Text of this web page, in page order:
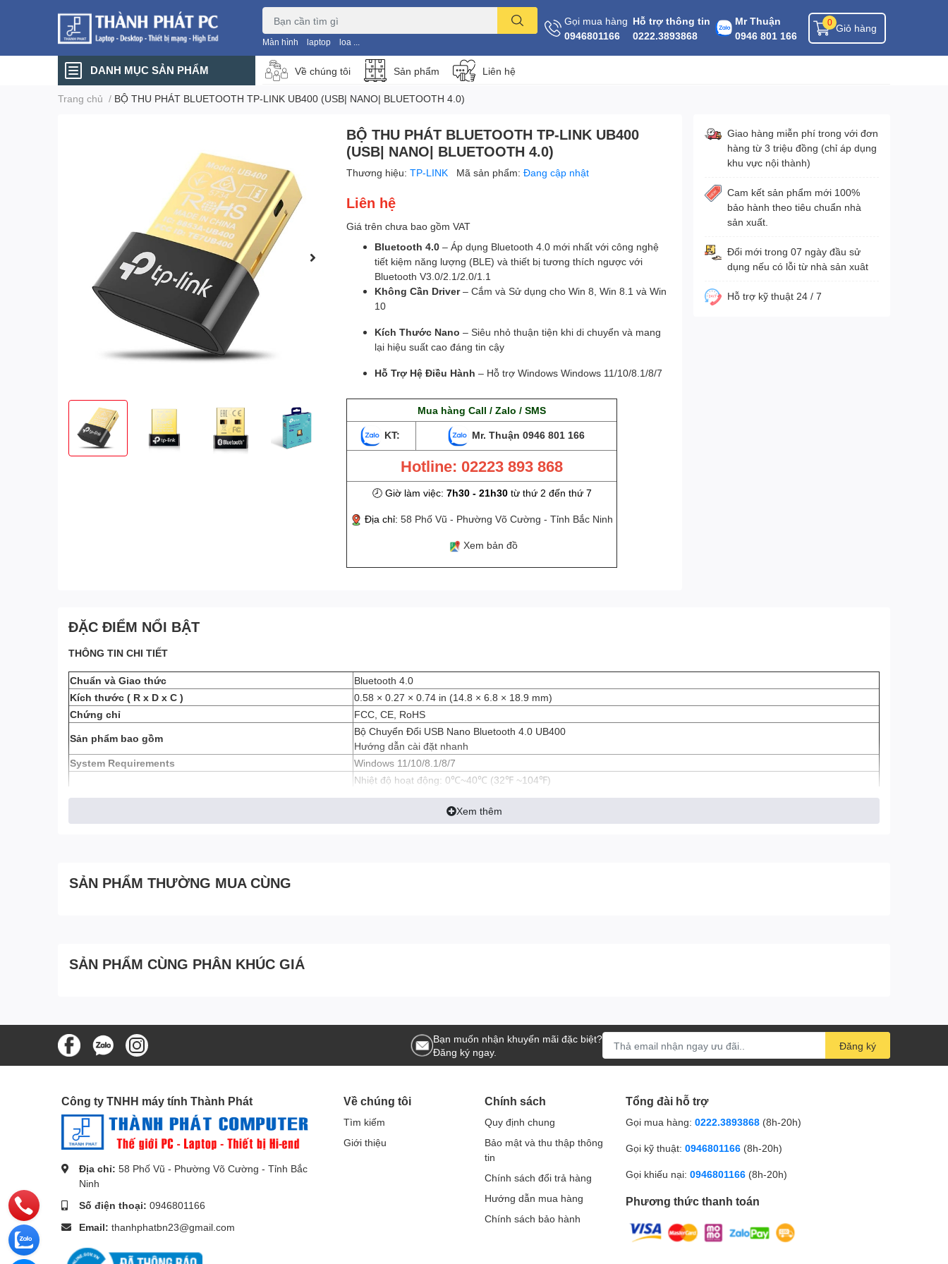
Màn hình laptop loa ...
Gọi mua hàng
0946801166
Hỗ trợ thông tin
0222.3893868
Mr Thuận
0946 801 166
Giỏ hàng
0
DANH MỤC SẢN PHẨM Về chúng tôi Sản phẩm Liên hệ
Trang chủ / BỘ THU PHÁT BLUETOOTH TP-LINK UB400 (USB| NANO| BLUETOOTH 4.0)
BỘ THU PHÁT BLUETOOTH TP-LINK UB400
(USB| NANO| BLUETOOTH 4.0)
Thương hiệu:TP-LINK Mã sản phẩm:Đang cập nhật
Liên hệ
Giá trên chưa bao gồm VAT
Bluetooth 4.0 – Áp dụng Bluetooth 4.0 mới nhất với công nghệ
tiết kiệm năng lượng (BLE) và thiết bị tương thích ngược với
Bluetooth V3.0/2.1/2.0/1.1
Không Cần Driver– Cắm và Sử dụng cho Win 8, Win 8.1 và Win
10
Kích Thước Nano – Siêu nhỏ thuận tiện khi di chuyển và mang
lại hiệu suất cao đáng tin cậy
Hỗ Trợ Hệ Điều Hành – Hỗ trợ Windows Windows 11/10/8.1/8/7
Mua hàng Call / Zalo / SMS
KT: Mr. Thuận0946 801 166
Hotline: 02223 893 868
🕗 Giờ làm việc: 7h30 - 21h30từ thứ 2 đến thứ 7
Địa chỉ:58 Phố Vũ - Phường Võ Cường - Tỉnh Bắc Ninh
Xem bản đồ
Giao hàng miễn phí trong với đơn
hàng từ 3 triệu đồng (chỉ áp dụng
khu vực nội thành)
Cam kết sản phẩm mới 100%
bảo hành theo tiêu chuẩn nhà
sản xuất.
Đổi mới trong 07 ngày đầu sử
dụng nếu có lỗi từ nhà sản xuât
Hỗ trợ kỹ thuật 24 / 7
ĐẶC ĐIỂM NỔI BẬT
THÔNG TIN CHI TIẾT
Chuẩn và Giao thức
Bluetooth 4.0
Kích thước ( R x D x C )
0.58 × 0.27 × 0.74 in (14.8 × 6.8 × 18.9 mm)
Chứng chỉ
FCC, CE, RoHS
Sản phẩm bao gồm
Bộ Chuyển Đổi USB Nano Bluetooth 4.0 UB400
Hướng dẫn cài đặt nhanh
System Requirements
Windows 11/10/8.1/8/7
Môi trường
Nhiệt độ hoạt động: 0℃~40℃ (32℉ ~104℉)
Độ ẩm hoạt động: 10%~90% không ngưng tụ
Độ ẩm lưu trữ: 5%~90% không ngưng tụ
Xem thêm
SẢN PHẨM THƯỜNG MUA CÙNG
SẢN PHẨM CÙNG PHÂN KHÚC GIÁ
Bạn muốn nhận khuyến mãi đặc biệt?
Đăng ký ngay.
Đăng ký
Công ty TNHH máy tính Thành Phát
Địa chỉ: 58 Phố Vũ - Phường Võ Cường - Tỉnh Bắc
Ninh
Số điện thoại: 0946801166
Email: thanhphatbn23@gmail.com
Về chúng tôi
Tìm kiếm
Giới thiệu
Chính sách
Quy định chung
Bảo mật và thu thập thông
tin
Chính sách đổi trả hàng
Hướng dẫn mua hàng
Chính sách bảo hành
Tổng đài hỗ trợ
Gọi mua hàng: 0222.3893868 (8h-20h)
Gọi kỹ thuật: 0946801166 (8h-20h)
Gọi khiếu nại: 0946801166 (8h-20h)
Phương thức thanh toán